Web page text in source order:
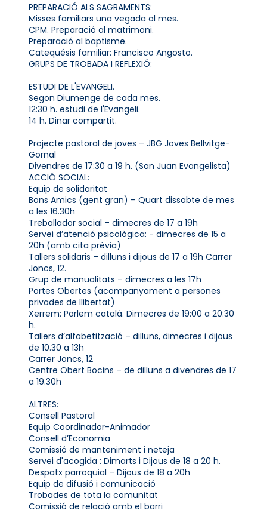
PREPARACIÓ ALS SAGRAMENTS:
Misses familiars una vegada al mes.
CPM. Preparació al matrimoni.
Preparació al baptisme.
Catequésis familiar: Francisco Angosto.
GRUPS DE TROBADA I REFLEXIÓ:
ESTUDI DE L'EVANGELI.
Segon Diumenge de cada mes.
12:30 h. estudi de l'Evangeli.
14 h. Dinar compartit.
Projecte pastoral de joves – JBG Joves Bellvitge-
Gornal
Divendres de 17:30 a 19 h. (San Juan Evangelista)
ACCIÓ SOCIAL:
Equip de solidaritat
Bons Amics (gent gran) – Quart dissabte de mes
a les 16.30h
Treballador social – dimecres de 17 a 19h
Servei d’atenció psicològica: - dimecres de 15 a
20h (amb cita prèvia)
Tallers solidaris – dilluns i dijous de 17 a 19h Carrer
Joncs, 12.
Grup de manualitats – dimecres a les 17h
Portes Obertes (acompanyament a persones
privades de llibertat)
Xerrem: Parlem català. Dimecres de 19:00 a 20:30
h.
Tallers d’alfabetització – dilluns, dimecres i dijous
de 10.30 a 13h
Carrer Joncs, 12
Centre Obert Bocins – de dilluns a divendres de 17
a 19.30h
ALTRES:
Consell Pastoral
Equip Coordinador-Animador
Consell d’Economia
Comissió de manteniment i neteja
Servei d'acogida : Dimarts i Dijous de 18 a 20 h.
Despatx parroquial – Dijous de 18 a 20h
Equip de difusió i comunicació
Trobades de tota la comunitat
Comissió de relació amb el barri